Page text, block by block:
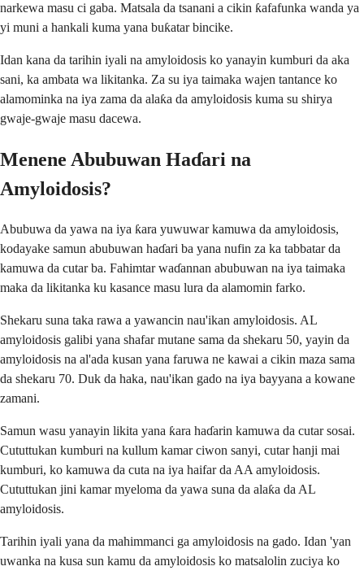
narkewa masu ci gaba. Matsala da tsanani a cikin ƙafafunka wanda ya
yi muni a hankali kuma yana buƙatar bincike.
Idan kana da tarihin iyali na amyloidosis ko yanayin kumburi da aka
sani, ka ambata wa likitanka. Za su iya taimaka wajen tantance ko
alamominka na iya zama da alaƙa da amyloidosis kuma su shirya
gwaje-gwaje masu dacewa.
Menene Abubuwan Haɗari na
Amyloidosis?
Abubuwa da yawa na iya ƙara yuwuwar kamuwa da amyloidosis,
kodayake samun abubuwan haɗari ba yana nufin za ka tabbatar da
kamuwa da cutar ba. Fahimtar waɗannan abubuwan na iya taimaka
maka da likitanka ku kasance masu lura da alamomin farko.
Shekaru suna taka rawa a yawancin nau'ikan amyloidosis. AL
amyloidosis galibi yana shafar mutane sama da shekaru 50, yayin da
amyloidosis na al'ada kusan yana faruwa ne kawai a cikin maza sama
da shekaru 70. Duk da haka, nau'ikan gado na iya bayyana a kowane
zamani.
Samun wasu yanayin likita yana ƙara haɗarin kamuwa da cutar sosai.
Cututtukan kumburi na kullum kamar ciwon sanyi, cutar hanji mai
kumburi, ko kamuwa da cuta na iya haifar da AA amyloidosis.
Cututtukan jini kamar myeloma da yawa suna da alaƙa da AL
amyloidosis.
Tarihin iyali yana da mahimmanci ga amyloidosis na gado. Idan 'yan
uwanka na kusa sun kamu da amyloidosis ko matsalolin zuciya ko